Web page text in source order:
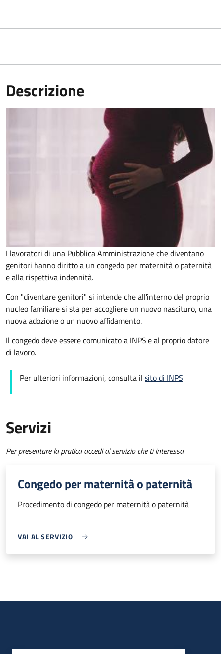
Descrizione
I lavoratori di una Pubblica Amministrazione che diventano
genitori hanno diritto a un congedo per maternità o paternità
e alla rispettiva indennità.
Con "diventare genitori" si intende che all'interno del proprio
nucleo familiare si sta per accogliere un nuovo nascituro, una
nuova adozione o un nuovo affidamento.
Il congedo deve essere comunicato a INPS e al proprio datore
di lavoro.
Per ulteriori informazioni, consulta il sito di INPS.
Servizi
Per presentare la pratica accedi al servizio che ti interessa
Congedo per maternità o paternità
Procedimento di congedo per maternità o paternità
VAI AL SERVIZIO